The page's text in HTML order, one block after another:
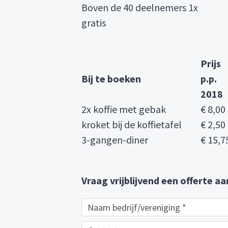
Boven de 40 deelnemers 1x
gratis
Bij te boeken
Prijs
p.p.
2018
2x koffie met gebak
€ 8,00
kroket bij de koffietafel
€ 2,50
3-gangen-diner
€
Vraag vrijblijvend een offerte